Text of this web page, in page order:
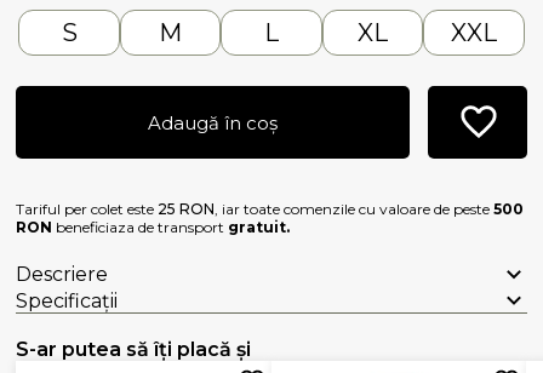
S M L XL XXL
Adaugă în coș
Tariful per colet este 25 RON, iar toate comenzile cu valoare de peste500
RON beneficiaza de transport gratuit.
Descriere
Specificații
S-ar putea să îți placă și